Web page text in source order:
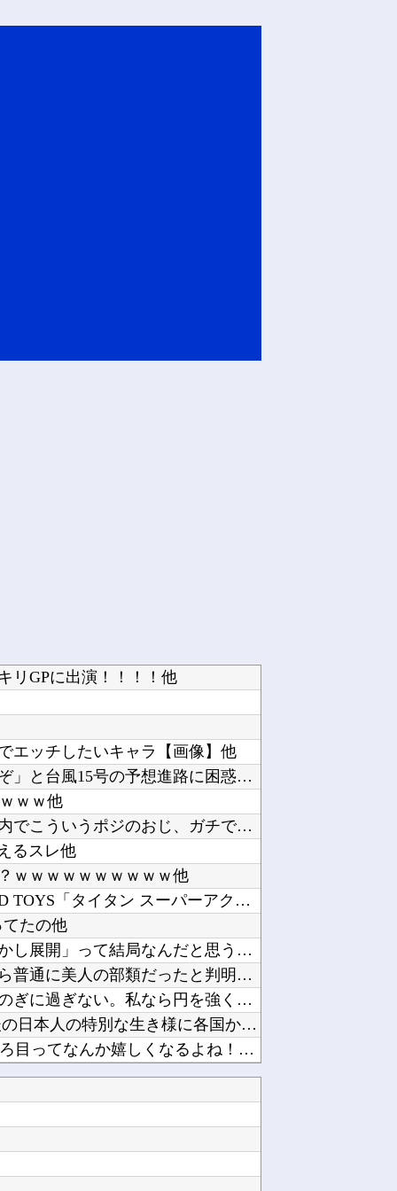
リGPに出演！！！！他
エッチしたいキャラ【画像】他
「近年稀に見るどころの話じゃないぞ」と台風15号の予想進路に困惑する人が多数、偏西風が全く...
ｗｗ他
【画像】まんさん、ぶち切れ「電車内でこういうポジのおじ、ガチでイラネ」他
るスレ他
ｗｗｗｗｗｗｗｗｗｗ他
【オリジナル可動フィギュア】WIND TOYS「タイタン スーパーアクションマッスルボディ...
たの他
【徹底議論】漫画史上「最大のやらかし展開」って結局なんだと思う？他
女芸人の吉住さん（36）メイクしたら普通に美人の部類だったと判明ｗｗｗｗｗｗｗｗｗ他
岸田文雄「日米の為替介入は一時しのぎに過ぎない。私なら円を強くすることが出来る」他
海外「日本は戦勝国なんだよ」 戦後の日本人の特別な生き様に各国から称賛の声他
【にじさんじ】ソフィ「８８８✨ ぞろ目ってなんか嬉しくなるよね！！」他
ブンレンジ「RE-WF187」他
どどうなんだ？他
アカネの回胴でっかいどう #04【「スマスロ とある魔術の禁書目録2」アカネ初 新台実戦!...
ペルソナ４R”メイン”ヒロインの里中千枝さん、来ている服と声がかわいかっただけという事実が...